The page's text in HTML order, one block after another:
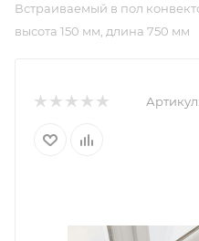
Встраиваемый в пол
высота 150 мм, длина 750 мм
Артикул: